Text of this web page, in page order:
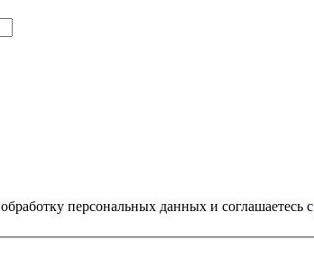
персональных данных и соглашаетесь c